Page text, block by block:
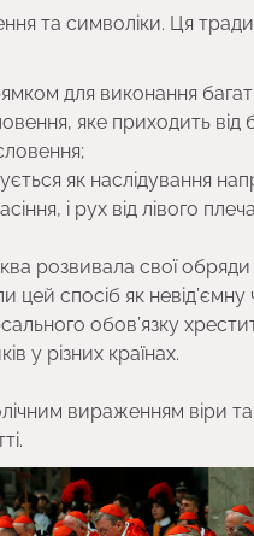
та символіки. Ця
для виконання
яке приходить
як наслідування
і рух від лівого
розвивала свої обряди
спосіб як
обов’язку
у різних країнах.
вираженням віри та